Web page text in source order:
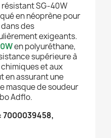
SG-40W
en néoprène pour
des
exigeants.
en polyuréthane,
supérieure à
et aux
en assurant une
masque de soudeur
Adflo.
7000039458,